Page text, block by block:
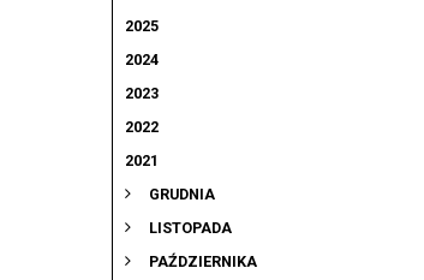
2025
2024
2023
2022
2021
GRUDNIA
LISTOPADA
PAŹDZIERNIKA